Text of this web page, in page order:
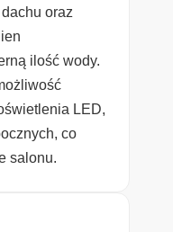
oraz
ilość wody.
LED,
co
salonu.